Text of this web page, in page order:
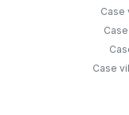
Case
Case